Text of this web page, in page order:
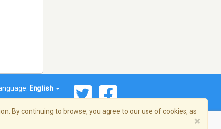
English
By continuing to browse, you agree to our use of cookies, as
×